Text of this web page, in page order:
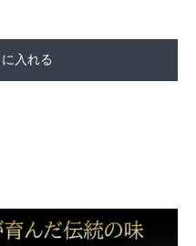
入れる